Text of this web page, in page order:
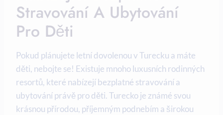
Stravování A Ubytování
Pro Děti
Pokud plánujete letní dovolenou v Turecku a máte
děti, nebojte se! Existuje mnoho luxusních rodinných
resortů, které nabízejí bezplatné stravování a
ubytování právě pro děti. Turecko je známé svou
krásnou přírodou, příjemným podnebím a širokou